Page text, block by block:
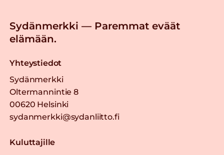
Sydänmerkki — Paremmat eväät
elämään.
Yhteystiedot
Sydänmerkki
Oltermannintie 8
00620 Helsinki
sydanmerkki@sydanliitto.fi
Kuluttajille